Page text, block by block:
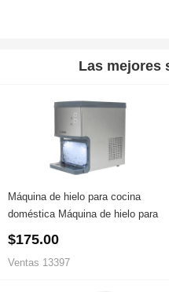
Las mejores
Máquina de hielo para cocina
doméstica Máquina de hielo para
$175.00
Ventas 13397